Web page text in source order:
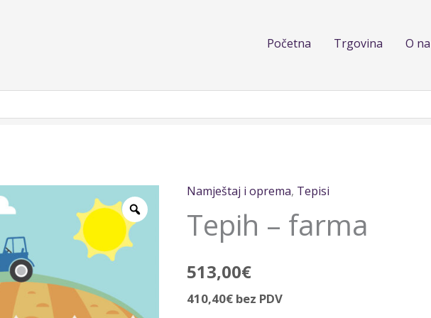
Početna Trgovina O
Namještaj i oprema, Tepisi
Tepih – farma
513,00€
410,40€ bez PDV
Tepih
-
farma